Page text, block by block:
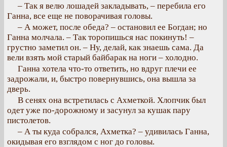
– Так я велю лошадей закладывать, – перебила его
Ганна, все еще не поворачивая головы.
– А может, после обеда? – остановил ее Богдан; но
Ганна молчала. – Так торопишься нас покинуть! –
грустно заметил он. – Ну, делай, как знаешь сама. Да
вели взять мой старый байбарак на ноги – холодно.
Ганна хотела что-то ответить, но вдруг плечи ее
задрожали, и, быстро повернувшись, она вышла за
дверь.
В сенях она встретилась с Ахметкой. Хлопчик был
одет уже по-дорожному и засунул за кушак пару
пистолетов.
– А ты куда собрался, Ахметка? – удивилась Ганна,
окидывая его взглядом с ног до головы.